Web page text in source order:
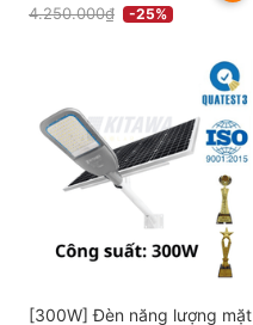
4.250.000₫ -25%
[300W] Đèn năng lượng mặt